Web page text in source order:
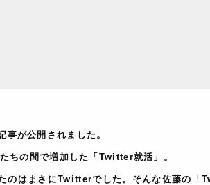
が公開されました。
ちの間で増加した「Twitter就活」。
のはまさにTwitterでした。そんな佐藤の「